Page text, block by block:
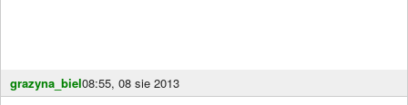
grazyna_biel08:55, 08 sie 2013